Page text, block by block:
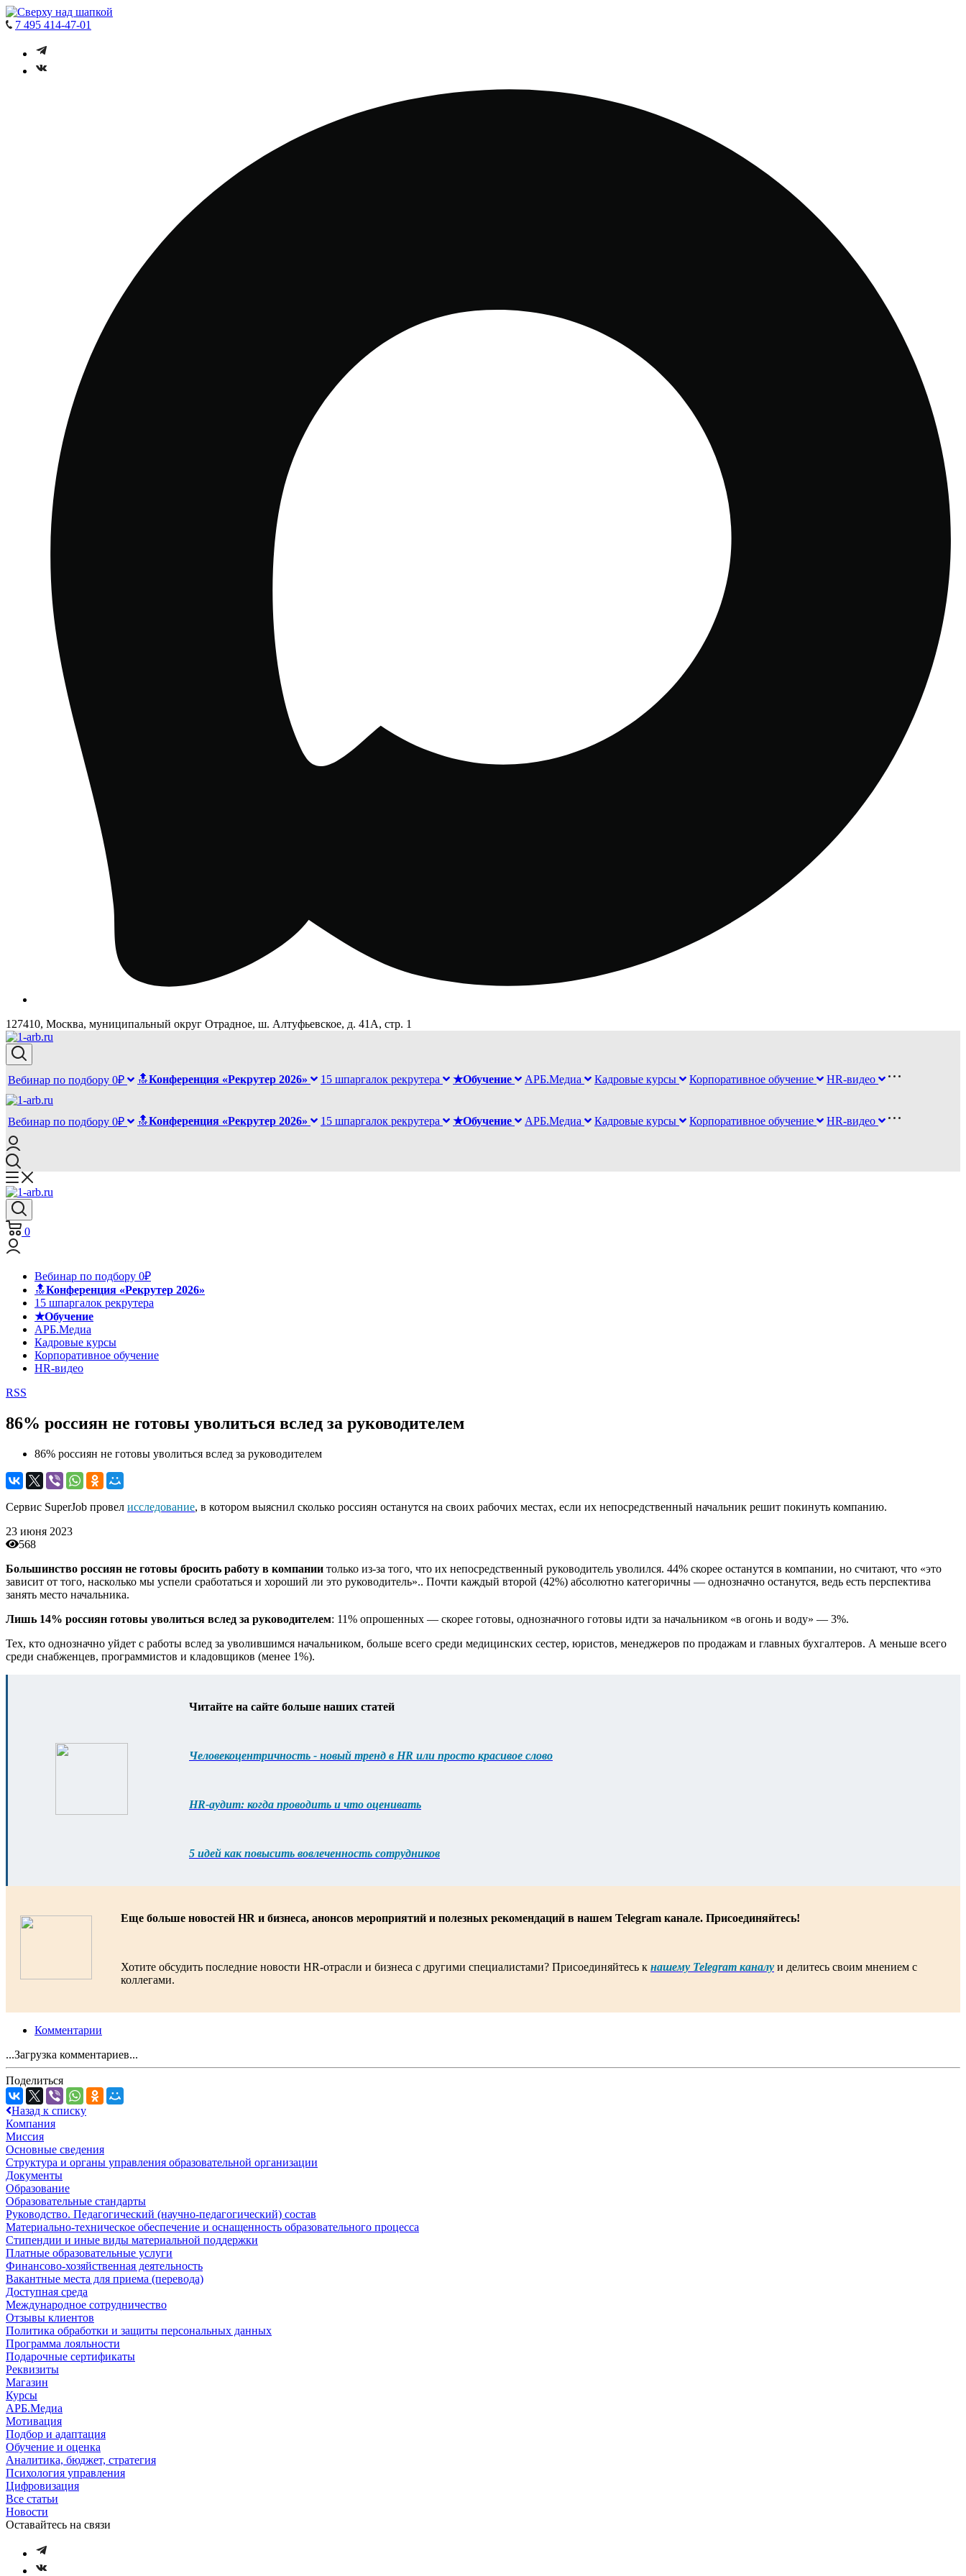
7 495 414-47-01
127410, Москва, муниципальный округ Отрадное, ш. Алтуфьевское, д. 41А, стр. 1
Вебинар по подбору 0₽ 🔝Конференция «Рекрутер 2026» 15 шпаргалок рекрутера ★Обучение АРБ.Медиа Кадровые курсы Корпоративное обучение HR-видео
Вебинар по подбору 0₽ 🔝Конференция «Рекрутер 2026» 15 шпаргалок рекрутера ★Обучение АРБ.Медиа Кадровые курсы Корпоративное обучение HR-видео
0
Вебинар по подбору 0₽
🔝Конференция «Рекрутер 2026»
15 шпаргалок рекрутера
★Обучение
АРБ.Медиа
Кадровые курсы
Корпоративное обучение
HR-видео
RSS
86% россиян не готовы уволиться вслед за руководителем
86% россиян не готовы уволиться вслед за руководителем
Сервис SuperJob провел исследование, в котором выяснил сколько россиян останутся на своих рабочих местах, если их непосредственный начальник решит покинуть компанию.
23 июня 2023
568
Большинство россиян не готовы бросить работу в компании только из-за того, что их непосредственный руководитель уволился. 44% скорее останутся в компании, но считают, что «это
зависит от того, насколько мы успели сработаться и хороший ли это руководитель».. Почти каждый второй (42%) абсолютно категоричны — однозначно останутся, ведь есть перспектива
занять место начальника.
Лишь 14% россиян готовы уволиться вслед за руководителем: 11% опрошенных — скорее готовы, однозначного готовы идти за начальником «в огонь и воду» — 3%.
Тех, кто однозначно уйдет с работы вслед за уволившимся начальником, больше всего среди медицинских сестер, юристов, менеджеров по продажам и главных бухгалтеров. А меньше всего
среди снабженцев, программистов и кладовщиков (менее 1%).
Читайте на сайте больше наших статей
Человекоцентричность - новый тренд в HR или просто красивое слово
HR-аудит: когда проводить и что оценивать
5 идей как повысить вовлеченность сотрудников
Еще больше новостей HR и бизнеса, анонсов мероприятий и полезных рекомендаций в нашем Telegram канале. Присоединяйтесь!
Хотите обсудить последние новости HR-отрасли и бизнеса с другими специалистами? Присоединяйтесь к нашему Telegram каналу и делитесь своим мнением с
коллегами.
Комментарии
...Загрузка комментариев...
Поделиться
Назад к списку
Компания
Миссия
Основные сведения
Структура и органы управления образовательной организации
Документы
Образование
Образовательные стандарты
Руководство. Педагогический (научно-педагогический) состав
Материально-техническое обеспечение и оснащенность образовательного процесса
Стипендии и иные виды материальной поддержки
Платные образовательные услуги
Финансово-хозяйственная деятельность
Вакантные места для приема (перевода)
Доступная среда
Международное сотрудничество
Отзывы клиентов
Политика обработки и защиты персональных данных
Программа лояльности
Подарочные сертификаты
Реквизиты
Магазин
Курсы
АРБ.Медиа
Мотивация
Подбор и адаптация
Обучение и оценка
Аналитика, бюджет, стратегия
Психология управления
Цифровизация
Все статьи
Новости
Оставайтесь на связи